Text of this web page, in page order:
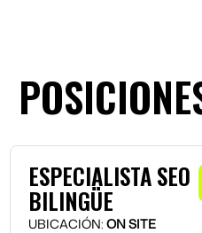
ESPECIALISTA SEO
BILINGÜE
UBICACIÓN:ON SITE